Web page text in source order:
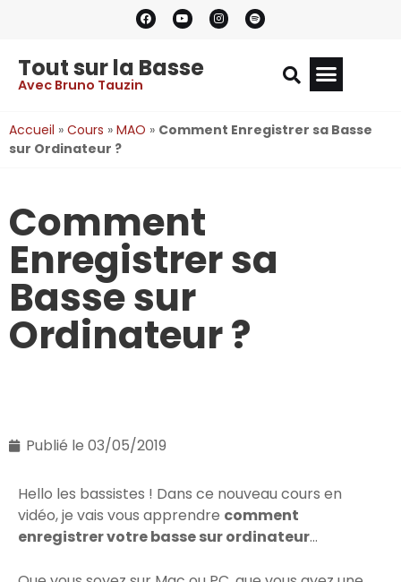
Tout sur la Basse
Avec Bruno Tauzin
Accueil » Cours » MAO » Comment Enregistrer sa Basse
sur Ordinateur ?
Comment
Enregistrer sa
Basse sur
Ordinateur ?
Publié le 03/05/2019
Hello les bassistes ! Dans ce nouveau cours en
vidéo, je vais vous apprendre comment
enregistrer votre basse sur ordinateur…